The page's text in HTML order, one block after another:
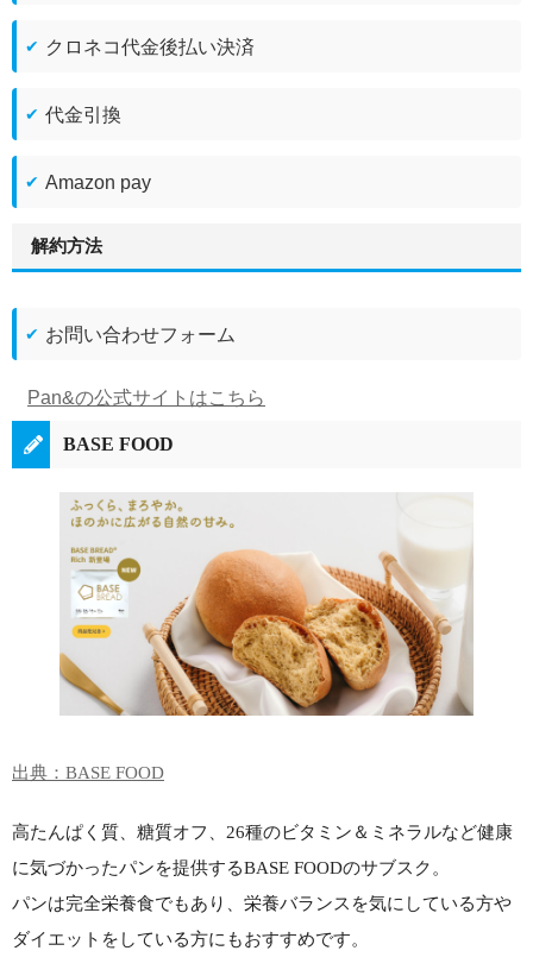
クロネコ代金後払い決済
代金引換
Amazon pay
解約方法
お問い合わせフォーム
Pan&の公式サイトはこちら
BASE FOOD
出典：BASE FOOD
高たんぱく質、糖質オフ、26種のビタミン＆ミネラルなど健康
に気づかったパンを提供するBASE FOODのサブスク。
パンは完全栄養食でもあり、栄養バランスを気にしている方や
ダイエットをしている方にもおすすめです。